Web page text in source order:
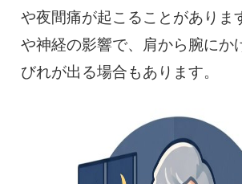
や夜間痛が起こることがありま
や神経の影響で、肩から腕にか
びれが出る場合もあります。